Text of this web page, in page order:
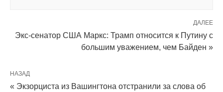
ДАЛЕЕ
Экс-сенатор США Маркс: Трамп относится к Путину с
большим уважением, чем Байден »
НАЗАД
« Экзорциста из Вашингтона отстранили за слова об